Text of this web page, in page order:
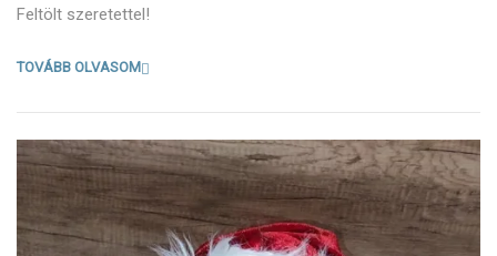
Feltölt szeretettel!
TOVÁBB OLVASOM